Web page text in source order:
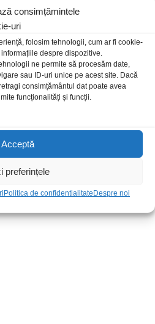
consimțămintele
uri
folosim tehnologii, cum ar fi cookie-
despre dispozitive.
ne permite să procesăm date,
sau ID-uri unice pe acest site. Dacă
consimțământul dat poate avea
funcționalități și funcții.
Acceptă
preferințele
Politica de confidentialitate Despre noi